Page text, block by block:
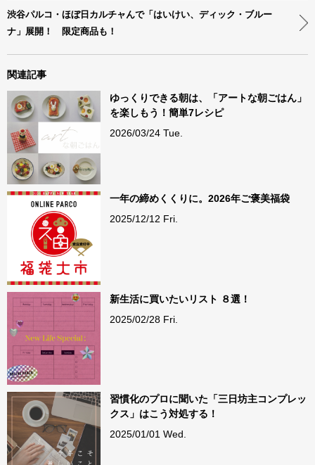
渋谷パルコ・ほぼ日カルチャんで「はいけい、ディック・ブルー
ナ」展開！ 限定商品も！
関連記事
ゆっくりできる朝は、「アートな朝ごはん」
を楽しもう！簡単7レシピ
2026/03/24 Tue.
一年の締めくくりに。2026年ご褒美福袋
2025/12/12 Fri.
新生活に買いたいリスト ８選！
2025/02/28 Fri.
習慣化のプロに聞いた「三日坊主コンプレッ
クス」はこう対処する！
2025/01/01 Wed.